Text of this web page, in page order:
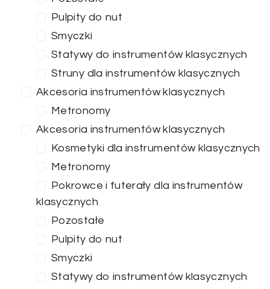
Pulpity do nut
Smyczki
Statywy do instrumentów klasycznych
Struny dla instrumentów klasycznych
Akcesoria instrumentów klasycznych
Metronomy
Akcesoria instrumentów klasycznych
Kosmetyki dla instrumentów klasycznych
Metronomy
Pokrowce i futerały dla instrumentów
klasycznych
Pozostałe
Pulpity do nut
Smyczki
Statywy do instrumentów klasycznych